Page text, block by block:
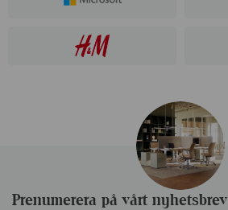
Prenumerera på vårt nyhetsbrev